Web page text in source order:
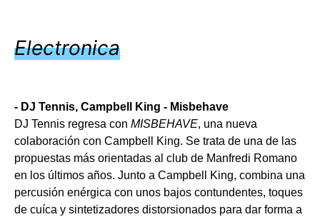
Electronica
- DJ Tennis, Campbell King - Misbehave
DJ Tennis regresa con MISBEHAVE, una nueva
colaboración con Campbell King. Se trata de una de las
propuestas más orientadas al club de Manfredi Romano
en los últimos años. Junto a Campbell King, combina una
percusión enérgica con unos bajos contundentes, toques
de cuíca y sintetizadores distorsionados para dar forma a